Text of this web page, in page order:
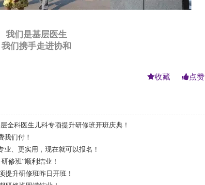
我们是基层医生
我们携手走进协和
收藏 点赞
科医生儿科专项提升研修班开班庆典！
我们付！
业、更实用，现在就可以报名！
修班”顺利结业！
升研修班昨日开班！